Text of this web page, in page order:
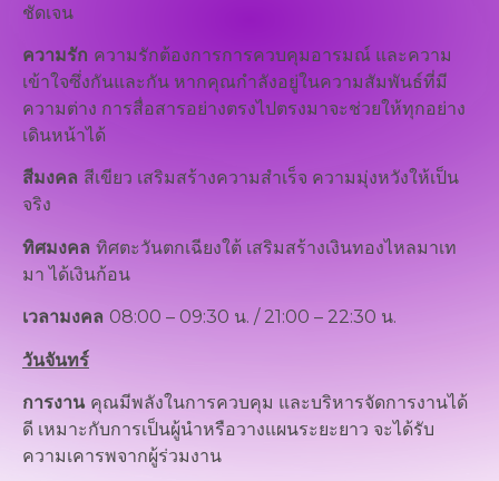
ชัดเจน
ความรัก ความรักต้องการการควบคุมอารมณ์ และความ
เข้าใจซึ่งกันและกัน หากคุณกำลังอยู่ในความสัมพันธ์ที่มี
ความต่าง การสื่อสารอย่างตรงไปตรงมาจะช่วยให้ทุกอย่าง
เดินหน้าได้
สีมงคล สีเขียว เสริมสร้างความสำเร็จ ความมุ่งหวังให้เป็น
จริง
ทิศมงคล ทิศตะวันตกเฉียงใต้ เสริมสร้างเงินทองไหลมาเท
มา ได้เงินก้อน
เวลามงคล 08:00 – 09:30 น. / 21:00 – 22:30 น.
วันจันทร์
การงาน คุณมีพลังในการควบคุม และบริหารจัดการงานได้
ดี เหมาะกับการเป็นผู้นำหรือวางแผนระยะยาว จะได้รับ
ความเคารพจากผู้ร่วมงาน